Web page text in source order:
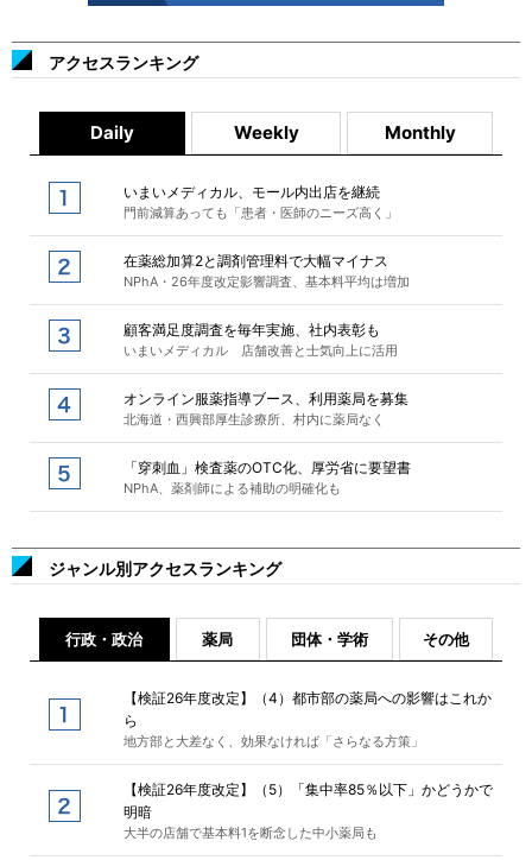
アクセスランキング
Daily Weekly Monthly
いまいメディカル、モール内出店を継続
門前減算あっても「患者・医師のニーズ高く」
在薬総加算2と調剤管理料で大幅マイナス
NPhA・26年度改定影響調査、基本料平均は増加
顧客満足度調査を毎年実施、社内表彰も
いまいメディカル 店舗改善と士気向上に活用
オンライン服薬指導ブース、利用薬局を募集
北海道・西興部厚生診療所、村内に薬局なく
「穿刺血」検査薬のOTC化、厚労省に要望書
NPhA、薬剤師による補助の明確化も
ジャンル別アクセスランキング
行政・政治 薬局 団体・学術 その他
【検証26年度改定】（4）都市部の薬局への影響はこれか
ら
地方部と大差なく、効果なければ「さらなる方策」
【検証26年度改定】（5）「集中率85％以下」かどうかで
明暗
大半の店舗で基本料1を断念した中小薬局も